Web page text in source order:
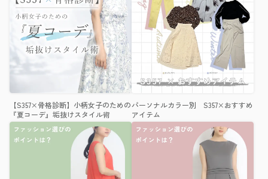
【S357×骨格診断】小柄女子のための
『夏コーデ』垢抜けスタイル術
パーソナルカラー別 S357×おすすめ
アイテム